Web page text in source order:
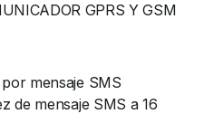
GPRS Y GSM
mensaje SMS
de mensaje SMS a 16